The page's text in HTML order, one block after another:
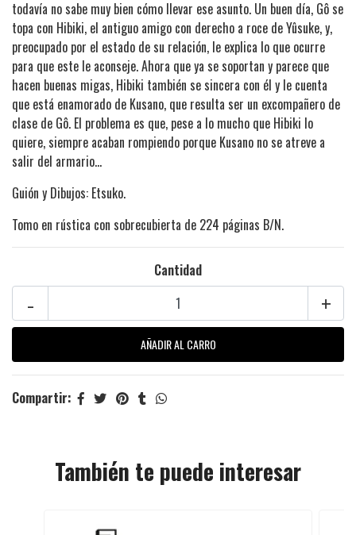
todavía no sabe muy bien cómo llevar ese asunto. Un buen día, Gô se
topa con Hibiki, el antiguo amigo con derecho a roce de Yûsuke, y,
preocupado por el estado de su relación, le explica lo que ocurre
para que este le aconseje. Ahora que ya se soportan y parece que
hacen buenas migas, Hibiki también se sincera con él y le cuenta
que está enamorado de Kusano, que resulta ser un excompañero de
clase de Gô. El problema es que, pese a lo mucho que Hibiki lo
quiere, siempre acaban rompiendo porque Kusano no se atreve a
salir del armario…
Guión y Dibujos: Etsuko.
Tomo en rústica con sobrecubierta de 224 páginas B/N.
Cantidad
+
-
Compartir:
También te puede interesar